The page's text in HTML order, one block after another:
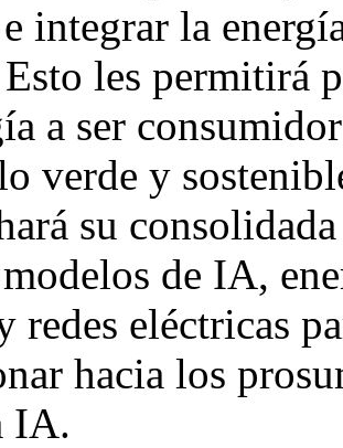
integrar la
les permitirá
a ser
verde y
su
de IA,
redes eléctricas
hacia los
IA.